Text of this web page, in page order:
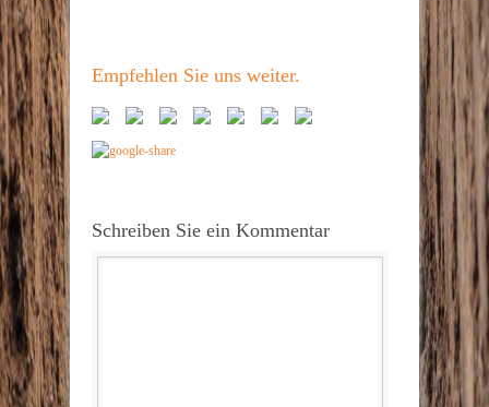
Empfehlen Sie uns weiter.
Schreiben Sie ein Kommentar